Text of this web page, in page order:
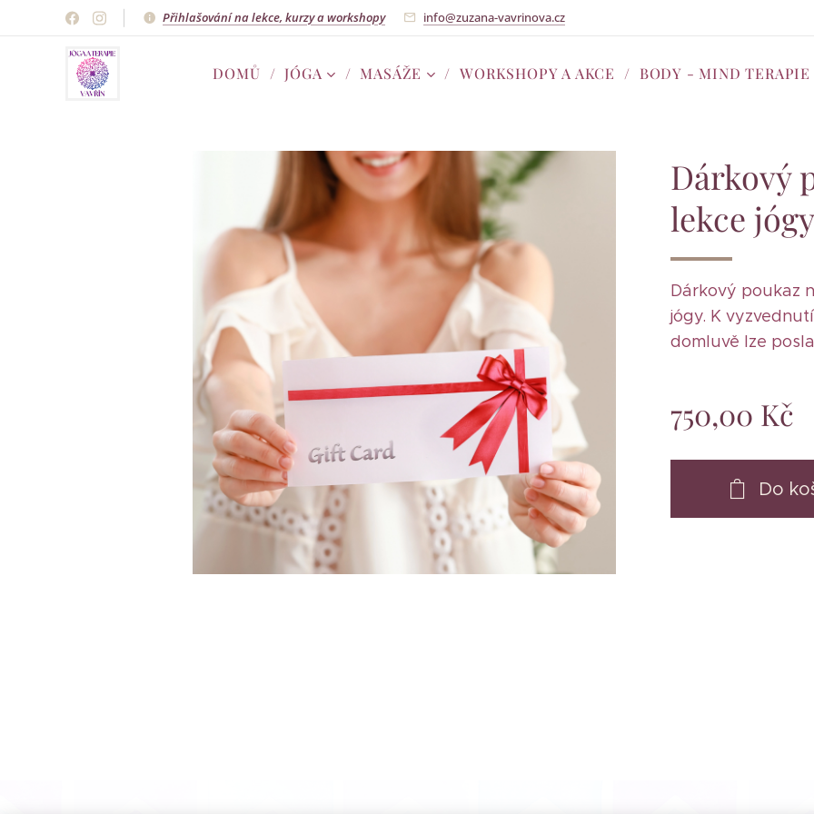
Přihlašování na lekce, kurzy a workshopy info@zuzana-vavrinova.cz
DOMŮ JÓGA MASÁŽE WORKSHOPY A AKCE BODY - MIND TERAPIE
Dárkový
lekce
Dárkový poukaz
jógy. K
domluvě lze
750,00 Kč
Do